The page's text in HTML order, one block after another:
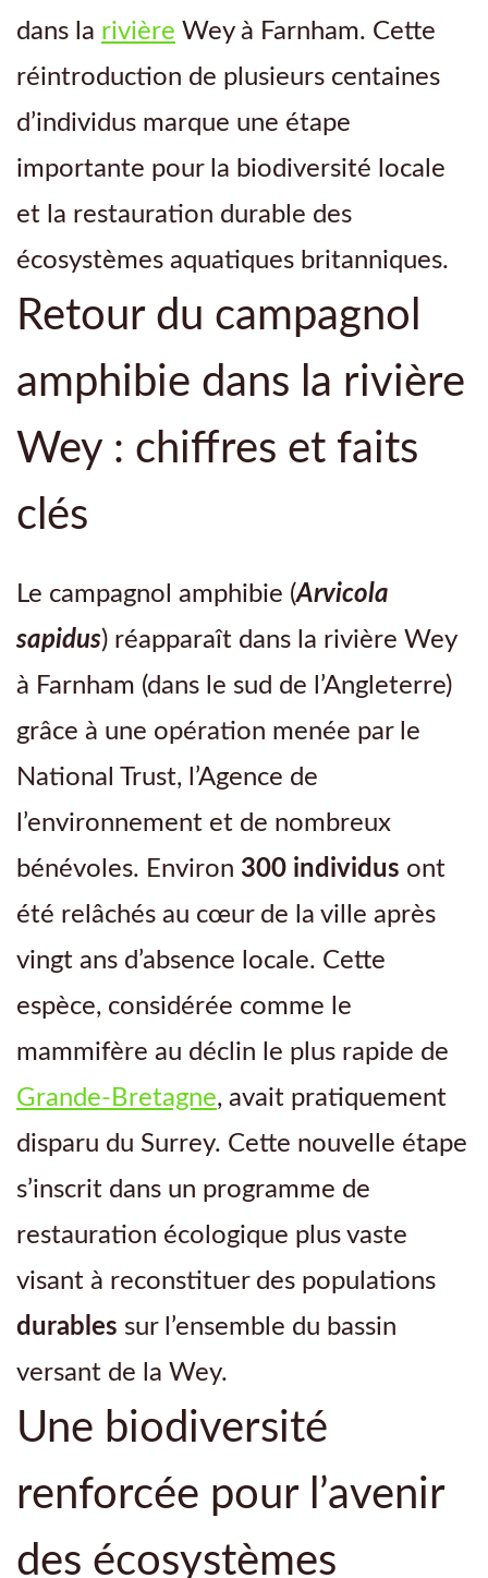
dans la rivière Wey à Farnham. Cette
réintroduction de plusieurs centaines
d’individus marque une étape
importante pour la biodiversité locale
et la restauration durable des
écosystèmes aquatiques britanniques.
Retour du campagnol
amphibie dans la rivière
Wey : chiffres et faits
clés
Le campagnol amphibie (Arvicola
sapidus) réapparaît dans la rivière Wey
à Farnham (dans le sud de l’Angleterre)
grâce à une opération menée par le
National Trust, l’Agence de
l’environnement et de nombreux
bénévoles. Environ 300 individus ont
été relâchés au cœur de la ville après
vingt ans d’absence locale. Cette
espèce, considérée comme le
mammifère au déclin le plus rapide de
Grande-Bretagne, avait pratiquement
disparu du Surrey. Cette nouvelle étape
s’inscrit dans un programme de
restauration écologique plus vaste
visant à reconstituer des populations
durables sur l’ensemble du bassin
versant de la Wey.
Une biodiversité
renforcée pour l’avenir
des écosystèmes